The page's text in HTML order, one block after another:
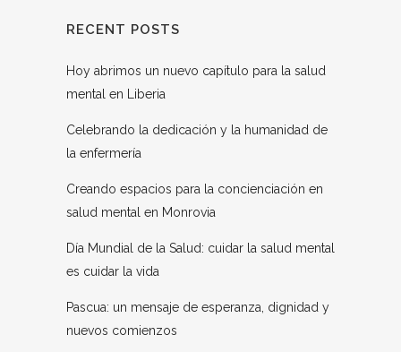
RECENT POSTS
Hoy abrimos un nuevo capítulo para la salud
mental en Liberia
Celebrando la dedicación y la humanidad de
la enfermería
Creando espacios para la concienciación en
salud mental en Monrovia
Día Mundial de la Salud: cuidar la salud mental
es cuidar la vida
Pascua: un mensaje de esperanza, dignidad y
nuevos comienzos